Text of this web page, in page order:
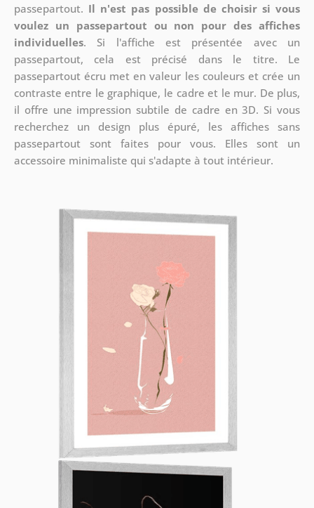
passepartout. Il n'est pas possible de choisir si vous
voulez un passepartout ou non pour des affiches
individuelles. Si l'affiche est présentée avec un
passepartout, cela est précisé dans le titre. Le
passepartout écru met en valeur les couleurs et crée un
contraste entre le graphique, le cadre et le mur. De plus,
il offre une impression subtile de cadre en 3D. Si vous
recherchez un design plus épuré, les affiches sans
passepartout sont faites pour vous. Elles sont un
accessoire minimaliste qui s'adapte à tout intérieur.